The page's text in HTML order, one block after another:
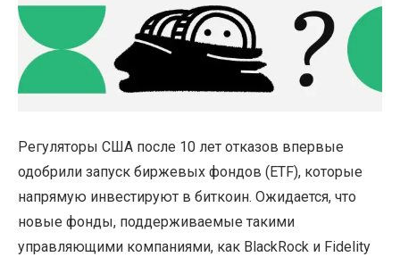
Регуляторы США после 10 лет отказов впервые
одобрили запуск биржевых фондов (ETF), которые
напрямую инвестируют в биткоин. Ожидается, что
новые фонды, поддерживаемые такими
управляющими компаниями, как BlackRock и Fidelity